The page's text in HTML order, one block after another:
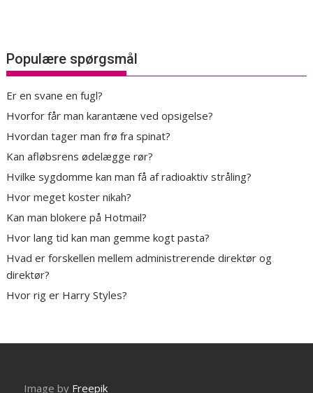
Populære spørgsmål
Er en svane en fugl?
Hvorfor får man karantæne ved opsigelse?
Hvordan tager man frø fra spinat?
Kan afløbsrens ødelægge rør?
Hvilke sygdomme kan man få af radioaktiv stråling?
Hvor meget koster nikah?
Kan man blokere på Hotmail?
Hvor lang tid kan man gemme kogt pasta?
Hvad er forskellen mellem administrerende direktør og
direktør?
Hvor rig er Harry Styles?
Image by Freepik